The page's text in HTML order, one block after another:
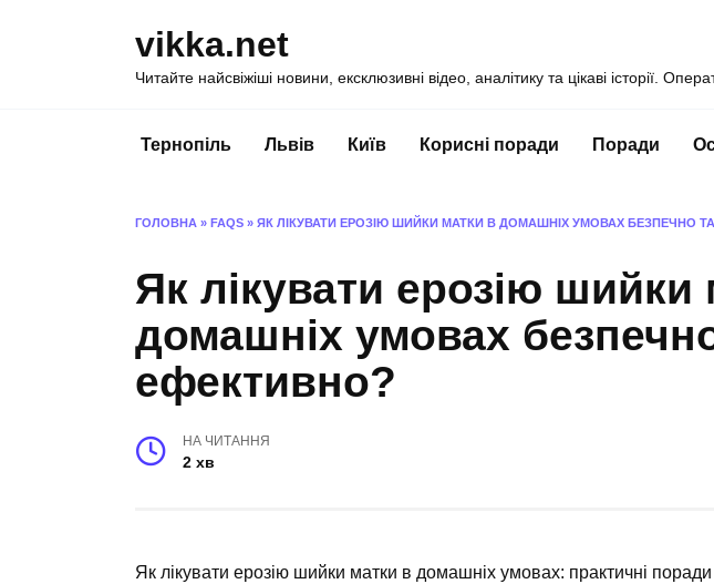
vikka.net
Читайте найсвіжіші новини, ексклюзивні відео, аналітику та цікаві історії.
Тернопіль Львів Київ Корисні поради Поради
ГОЛОВНА » FAQS » ЯК ЛІКУВАТИ ЕРОЗІЮ ШИЙКИ МАТКИ В ДОМАШНІХ УМОВАХ БЕЗПЕЧНО
Як лікувати ерозію шийки
домашніх умовах
ефективно?
НА ЧИТАННЯ
2 хв
Як лікувати ерозію шийки матки в домашніх умовах: практичні поради